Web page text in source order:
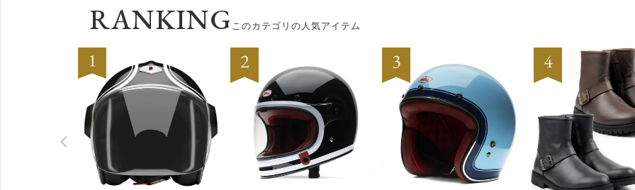
RANKINGこのカテゴリの人気アイテム